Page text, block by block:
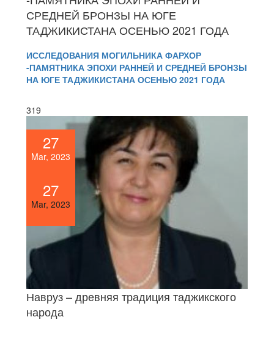
СРЕДНЕЙ БРОНЗЫ НА ЮГЕ
ТАДЖИКИСТАНА ОСЕНЬЮ 2021 ГОДА
ИССЛЕДОВАНИЯ МОГИЛЬНИКА ФАРХОР
-ПАМЯТНИКА ЭПОХИ РАННЕЙ И СРЕДНЕЙ БРОНЗЫ
НА ЮГЕ ТАДЖИКИСТАНА ОСЕНЬЮ 2021 ГОДА
319
27
Mar, 2023
27
Mar, 2023
Навруз – древняя традиция таджикского
народа